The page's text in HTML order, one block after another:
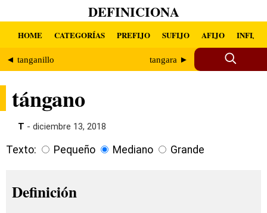
DEFINICIONA
HOME CATEGORÍAS PREFIJO SUFIJO AFIJO INFIJO
◄ tanganillo tangara ►
tángano
T - diciembre 13, 2018
Texto: Pequeño Mediano Grande
Definición